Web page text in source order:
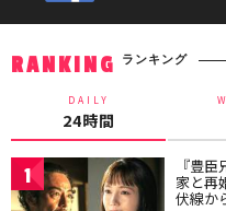
RANKING ランキング
DAILY
24時間
1 『豊
家と再
伏線か